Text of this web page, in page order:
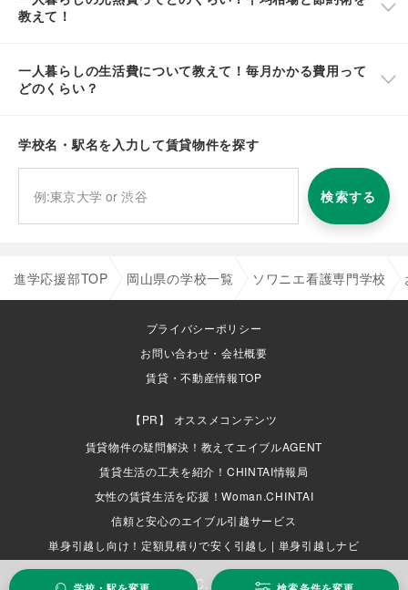
教えて！
一人暮らしの生活費について教えて！毎月かかる費用って
どのくらい？
学校名・駅名を入力して賃貸物件を探す
検索する
進学応援部TOP 岡山県の学校一覧 ソワニエ看護専門学校
プライバシーポリシー
お問い合わせ・会社概要
賃貸・不動産情報TOP
オススメコンテンツ
賃貸物件の疑問解決！教えてエイブルAGENT
賃貸生活の工夫を紹介！CHINTAI情報局
女性の賃貸生活を応援！Woman.CHINTAI
信頼と安心のエイブル引越サービス
単身引越し向け！定額見積りで安く引越し | 単身引越しナビ
COPYRIGHT (C) ABLE INC. ALL RIGHTS RESERVED.